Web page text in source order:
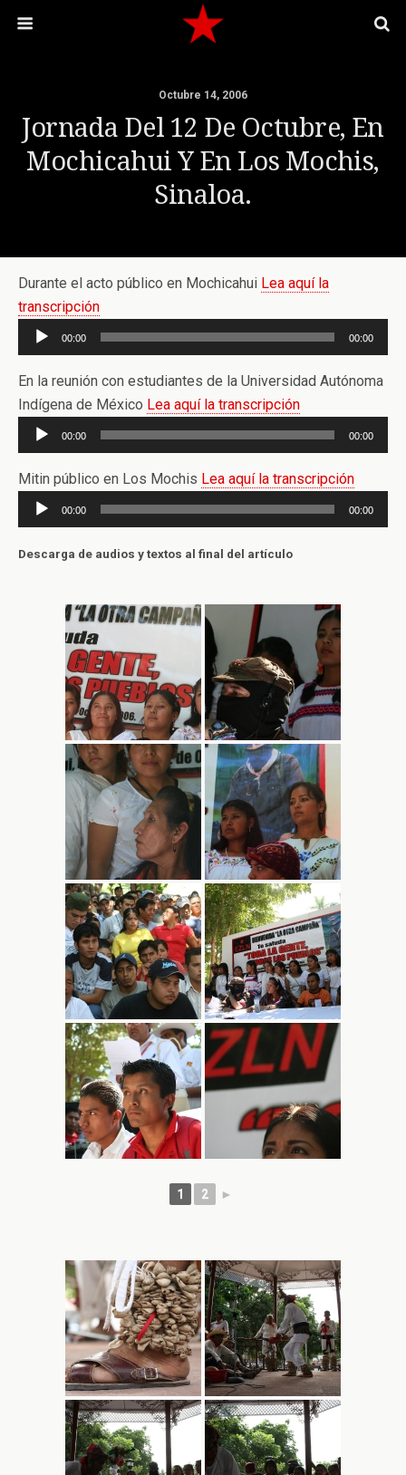
Octubre 14, 2006
Jornada Del 12 De Octubre, En
Mochicahui Y En Los Mochis,
Sinaloa.
Durante el acto público en Mochicahui Lea aquí la
transcripción
Reproductor
de
audio
00:00 00:00
En la reunión con estudiantes de la Universidad Autónoma
Indígena de México Lea aquí la transcripción
Reproductor
de
audio
00:00 00:00
Mitin público en Los Mochis Lea aquí la transcripción
Reproductor
de
audio
00:00 00:00
Descarga de audios y textos al final del artículo
1 2 ►